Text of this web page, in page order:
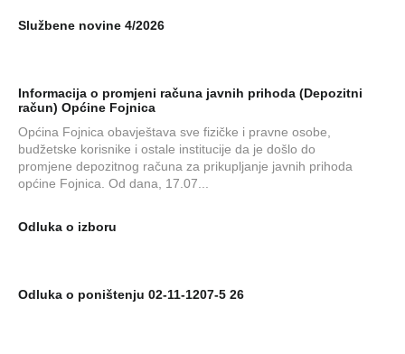
Službene novine 4/2026
Informacija o promjeni računa javnih prihoda (Depozitni
račun) Općine Fojnica
Općina Fojnica obavještava sve fizičke i pravne osobe,
budžetske korisnike i ostale institucije da je došlo do
promjene depozitnog računa za prikupljanje javnih prihoda
općine Fojnica. Od dana, 17.07...
Odluka o izboru
Odluka o poništenju 02-11-1207-5 26